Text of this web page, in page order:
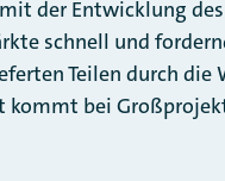
der Entwicklung
schnell und
Teilen durch
bei